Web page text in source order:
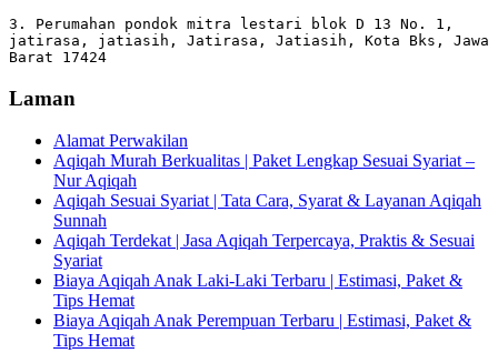
3. Perumahan pondok mitra lestari blok D 13 No. 1,
jatirasa, jatiasih, Jatirasa, Jatiasih, Kota Bks, Jawa
Barat 17424
Laman
Alamat Perwakilan
Aqiqah Murah Berkualitas | Paket Lengkap Sesuai Syariat –
Nur Aqiqah
Aqiqah Sesuai Syariat | Tata Cara, Syarat & Layanan Aqiqah
Sunnah
Aqiqah Terdekat | Jasa Aqiqah Terpercaya, Praktis & Sesuai
Syariat
Biaya Aqiqah Anak Laki-Laki Terbaru | Estimasi, Paket &
Tips Hemat
Biaya Aqiqah Anak Perempuan Terbaru | Estimasi, Paket &
Tips Hemat